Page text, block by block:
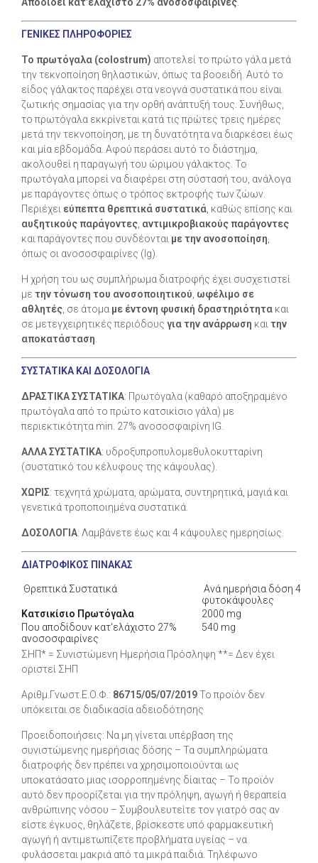
Αποδίδει κατ’ελάχιστο 27% ανοσοσφαιρίνες.
ΓΕΝΙΚΕΣ ΠΛΗΡΟΦΟΡΙΕΣ
Το πρωτόγαλα (colostrum) αποτελεί το πρώτο γάλα μετά
την τεκνοποίηση θηλαστικών, όπως τα βοοειδή. Αυτό το
είδος γάλακτος παρέχει στα νεογνά συστατικά που είναι
ζωτικής σημασίας για την ορθή ανάπτυξή τους. Συνήθως,
το πρωτόγαλα εκκρίνεται κατά τις πρώτες τρεις ημέρες
μετά την τεκνοποίηση, με τη δυνατότητα να διαρκέσει έως
και μία εβδομάδα. Αφού περάσει αυτό το διάστημα,
ακολουθεί η παραγωγή του ώριμου γάλακτος. Το
πρωτόγαλα μπορεί να διαφέρει στη σύστασή του, ανάλογα
με παράγοντες όπως ο τρόπος εκτροφής των ζώων.
Περιέχει εύπεπτα θρεπτικά συστατικά, καθώς επίσης και
αυξητικούς παράγοντες, αντιμικροβιακούς παράγοντες
και παράγοντες που συνδέονται με την ανοσοποίηση,
όπως οι ανοσοσφαιρίνες (Ig).
Η χρήση του ως συμπλήρωμα διατροφής έχει συσχετιστεί
με την τόνωση του ανοσοποιητικού, ωφέλιμο σε
αθλητές, σε άτομα με έντονη φυσική δραστηριότητα και
σε μετεγχειρητικές περιόδους για την ανάρρωση καιτην
αποκατάσταση.
ΣΥΣΤΑΤΙΚΑ ΚΑΙ ΔΟΣΟΛΟΓΙΑ
ΔΡΑΣΤΙΚΑ ΣΥΣΤΑΤΙΚΑ: Πρωτόγαλα (καθαρό αποξηραμένο
πρωτόγαλα από το πρώτο κατσικίσιο γάλα) με
περιεκτικότητα min. 27% ανοσοσφαιρίνη IG.
ΑΛΛΑ ΣΥΣΤΑΤΙΚΑ: υδροξυπροπυλομεθυλοκυτταρίνη
(συστατικό του κέλυφους της κάψουλας).
ΧΩΡΙΣ: τεχνητά χρώματα, αρώματα, συντηρητικά, μαγιά και
γενετικά τροποποιημένα συστατικά.
ΔΟΣΟΛΟΓΙΑ: Λαμβάνετε έως και 4 κάψουλες ημερησίως.
ΔΙΑΤΡΟΦΙΚΟΣ ΠΙΝΑΚΑΣ
Θρεπτικά Συστατικά
Ανά ημερήσια δόση 4
φυτοκάψουλες
Κατσικίσιο Πρωτόγαλα
2000 mg
Που αποδίδουν κατ'ελάχιστο 27%
ανοσοσφαιρίνες
540 mg
ΣΗΠ* = Συνιστώμενη Ημερήσια Πρόσληψη **= Δεν έχει
οριστεί ΣΗΠ
Αριθμ.Γνωστ.Ε.Ο.Φ.: 86715/05/07/2019Το προϊόν δεν
υπόκειται σε διαδικασία αδειοδότησης
Προειδοποιήσεις: Να μη γίνεται υπέρβαση της
συνιστώμενης ημερήσιας δόσης – Τα συμπληρώματα
διατροφής δεν πρέπει να χρησιμοποιούνται ως
υποκατάσατο μιας ισορροπημένης δίαιτας – Το προϊόν
αυτό δεν προορίζεται για την πρόληψη, αγωγή ή θεραπεία
ανθρώπινης νόσου – Συμβουλευτείτε τον γιατρό σας αν
είστε έγκυος, θηλάζετε, βρίσκεστε υπό φαρμακευτική
αγωγή ή αντιμετωπίζετε προβλήματα υγείας – να
φυλάσσεται μακριά από τα μικρά παιδιά. Τηλέφωνο